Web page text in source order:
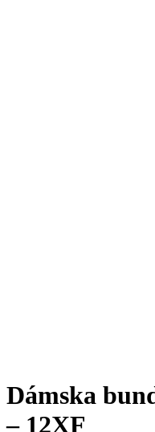
Dámska
– 12XF